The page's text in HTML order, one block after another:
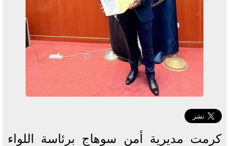
كرمت مديرية أمن سوهاج برئاسة اللواء